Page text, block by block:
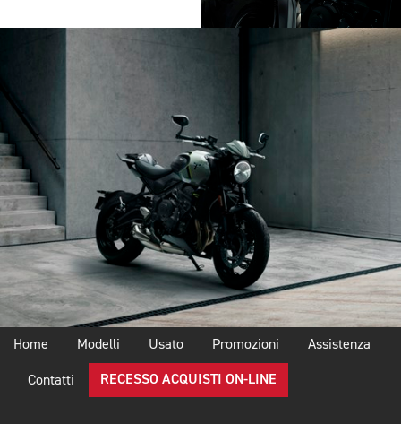
Home Modelli Usato Promozioni Assistenza
Contatti RECESSO ACQUISTI ON-LINE